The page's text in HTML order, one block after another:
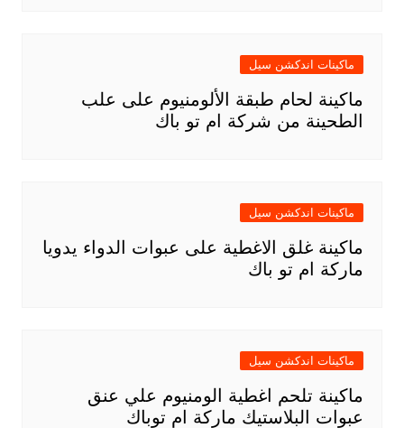
ماكينات اندكشن سيل
ماكينة لحام طبقة الألومنيوم على علب
الطحينة من شركة ام تو باك
ماكينات اندكشن سيل
ماكينة غلق الاغطية على عبوات الدواء يدويا
ماركة ام تو باك
ماكينات اندكشن سيل
ماكينة تلحم اغطية الومنيوم علي عنق
عبوات البلاستيك ماركة ام توباك